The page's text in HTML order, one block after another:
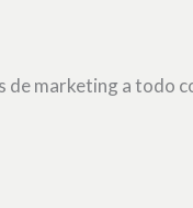
marketing a todo